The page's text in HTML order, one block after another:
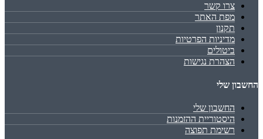
צרו קשר
מפת האתר
תקנון
מדיניות הפרטיות
ביטולים
הצהרת נגישות
החשבון שלי
החשבון שלי
היסטוריית ההזמנות
רשימת תפוצה